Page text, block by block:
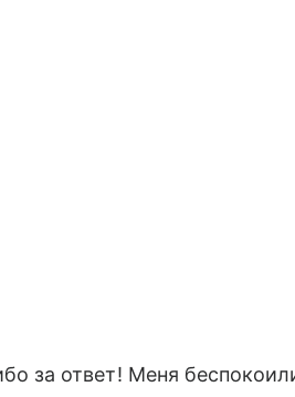
за ответ! Меня